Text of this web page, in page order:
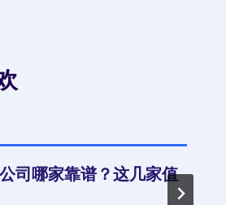
司哪家靠谱？这几家值